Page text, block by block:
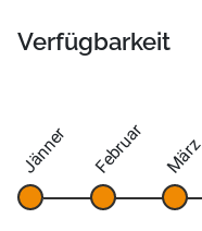
Verfügbarkeit
Jänner Februar März